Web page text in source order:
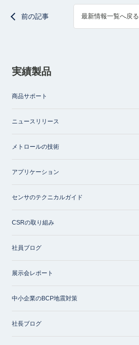
前の記事 最新情報一覧へ戻る
実績製品
商品サポート
ニュースリリース
メトロールの技術
アプリケーション
センサのテクニカルガイド
CSRの取り組み
社員ブログ
展示会レポート
中小企業のBCP地震対策
社長ブログ